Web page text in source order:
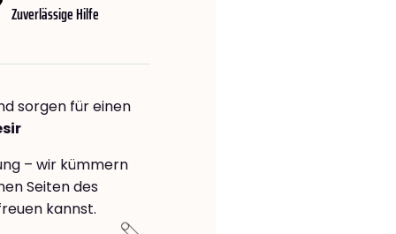
Zuverlässige Hilfe
sorgen für einen
– wir kümmern
Seiten des
kannst.